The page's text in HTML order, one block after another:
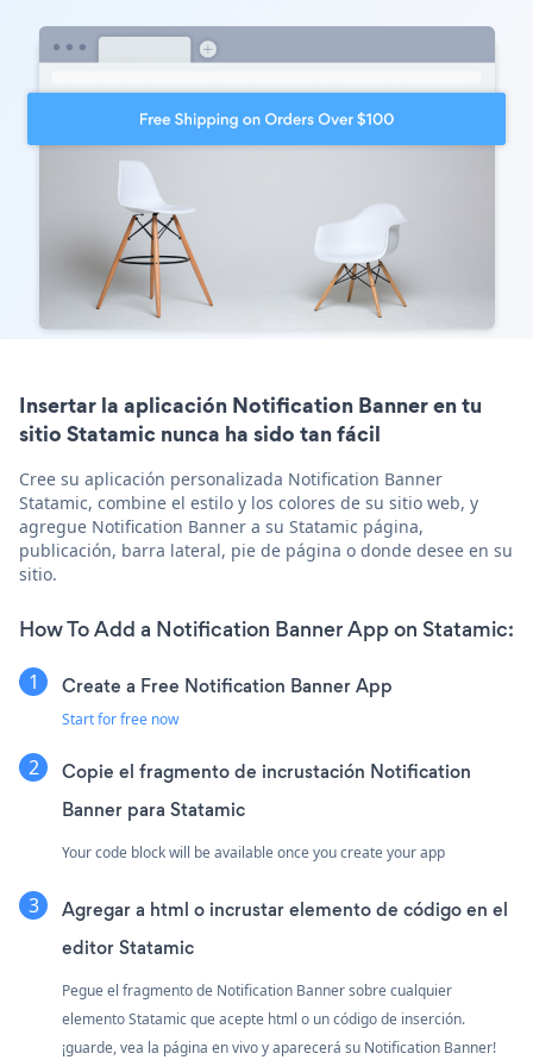
Insertar la aplicación Notification Banner en tu
sitio Statamic nunca ha sido tan fácil
Cree su aplicación personalizada Notification Banner
Statamic, combine el estilo y los colores de su sitio web, y
agregue Notification Banner a su Statamic página,
publicación, barra lateral, pie de página o donde desee en su
sitio.
How To Add a Notification Banner App on Statamic:
Create a Free Notification Banner App
Start for free now
Copie el fragmento de incrustación Notification
Banner para Statamic
Your code block will be available once you create your app
Agregar a html o incrustar elemento de código en el
editor Statamic
Pegue el fragmento de Notification Banner sobre cualquier
elemento Statamic que acepte html o un código de inserción.
¡guarde, vea la página en vivo y aparecerá su Notification Banner!